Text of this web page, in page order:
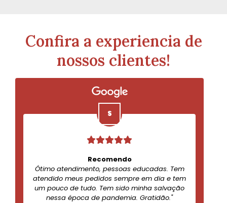
Confira a experiencia de
nossos clientes!
Recomendo
Ótimo atendimento, pessoas educadas. Tem
atendido meus pedidos sempre em dia e tem
um pouco de tudo. Tem sido minha salvação
nessa época de pandemia. Gratidão."